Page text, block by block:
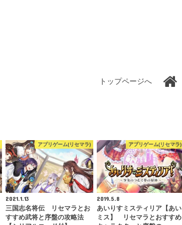
トップページへ
アプリゲーム(リセマラ)
2021.1.13
三国志名将伝 リセマラとお
すすめ武将と序盤の攻略法
アプリゲーム(リセマラ)
2019.5.8
あいりすミスティリア【あい
ミス】 リセマラとおすすめ